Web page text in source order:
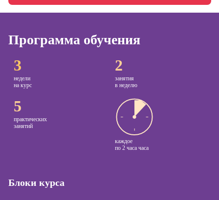
Онлайн-обучение
Программа обучения
3
недели
на курс
2
занятия
в неделю
5
практических
занятий
каждое
по 2 часа часа
Блоки курса